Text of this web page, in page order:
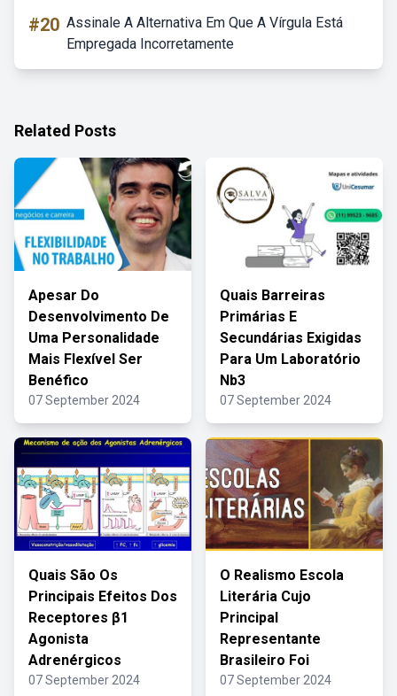
#20 Assinale A Alternativa Em Que A Vírgula Está
Empregada Incorretamente
Related Posts
Apesar Do
Desenvolvimento De
Uma Personalidade
Mais Flexível Ser
Benéfico
07 September 2024
Quais Barreiras
Primárias E
Secundárias Exigidas
Para Um Laboratório
Nb3
07 September 2024
Quais São Os
Principais Efeitos Dos
Receptores β1
Agonista
Adrenérgicos
07 September 2024
O Realismo Escola
Literária Cujo
Principal
Representante
Brasileiro Foi
07 September 2024